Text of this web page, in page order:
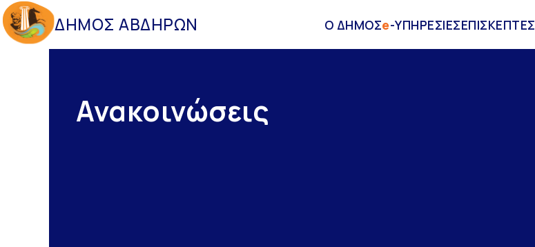
ΔΗΜΟΣ ΑΒΔΗΡΩΝ Ο ΔΗΜΟΣe-ΥΠΗΡΕΣΙΕΣΕΠΙΣΚΕΠΤΕΣ
Ανακοινώσεις